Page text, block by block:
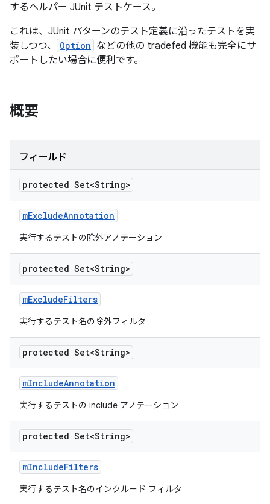
するヘルパー JUnit テストケース。
これは、JUnit パターンのテスト定義に沿ったテストを実
装しつつ、
Option などの他の tradefed 機能も完全にサ
ポートしたい場合に便利です。
概要
フィールド
protected Set<String>
mExcludeAnnotation
実行するテストの除外アノテーション
protected Set<String>
mExcludeFilters
実行するテスト名の除外フィルタ
protected Set<String>
mIncludeAnnotation
実行するテストの include アノテーション
protected Set<String>
mIncludeFilters
実行するテスト名のインクルード フィルタ